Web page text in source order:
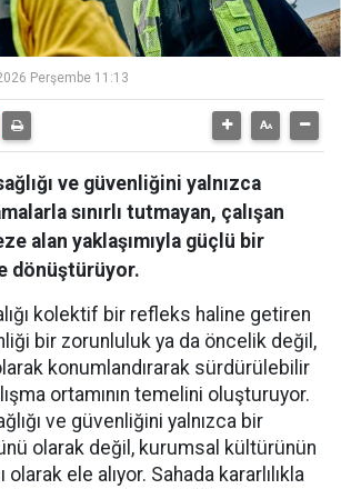
Perşembe 11:13
ve güvenliğini yalnızca
sınırlı tutmayan, çalışan
alan yaklaşımıyla güçlü bir
dönüştürüyor.
kolektif bir refleks haline getiren
bir zorunluluk ya da öncelik değil,
konumlandırarak sürdürülebilir
ortamının temelini oluşturuyor.
ve güvenliğini yalnızca bir
olarak değil, kurumsal kültürünün
ele alıyor. Sahada kararlılıkla